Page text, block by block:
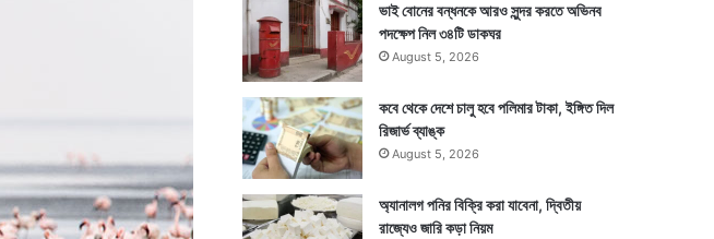
ভাই বোনের বন্ধনকে আরও সুন্দর করতে অভিনব
পদক্ষেপ নিল ৩৪টি ডাকঘর
August 5, 2026
কবে থেকে দেশে চালু হবে পলিমার টাকা, ইঙ্গিত দিল
রিজার্ভ ব্যাঙ্ক
August 5, 2026
অ্যানালগ পনির বিক্রি করা যাবেনা, দ্বিতীয়
রাজ্যেও জারি কড়া নিয়ম